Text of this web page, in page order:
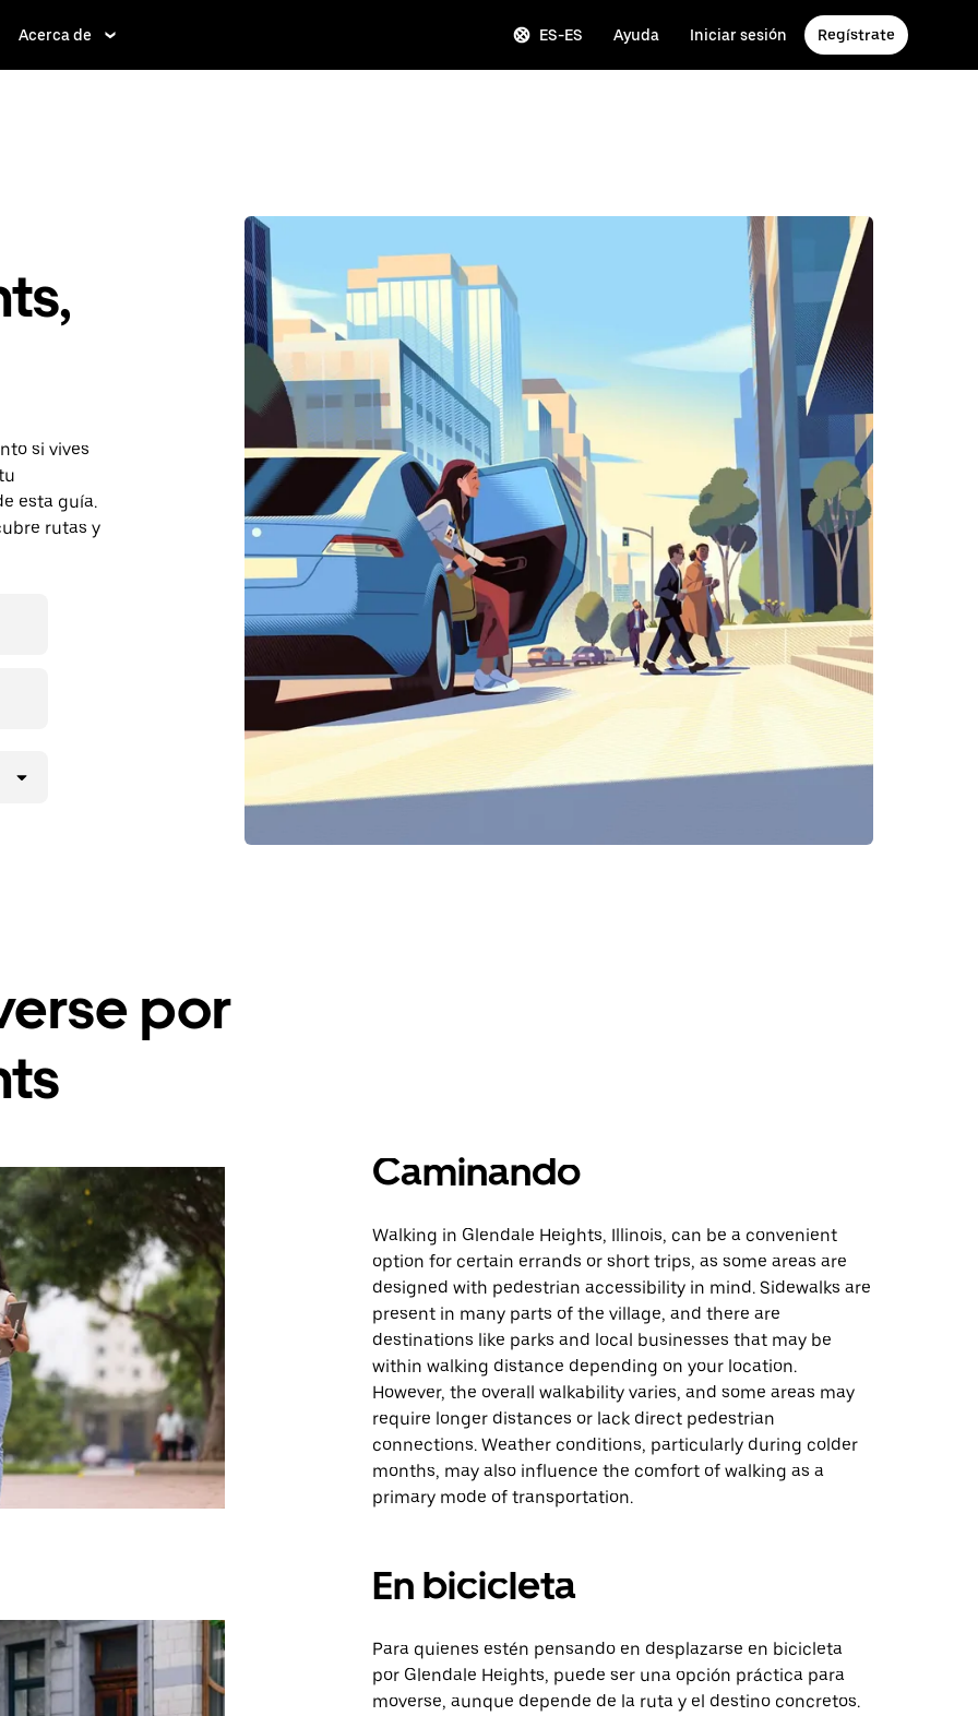
Acerca de ES-ES Ayuda Iniciar sesión Regístrate
si vives
esta guía.
rutas y
por
Caminando
Walking in Glendale Heights, Illinois, can be a convenient
option for certain errands or short trips, as some areas are
designed with pedestrian accessibility in mind. Sidewalks are
present in many parts of the village, and there are
destinations like parks and local businesses that may be
within walking distance depending on your location.
However, the overall walkability varies, and some areas may
require longer distances or lack direct pedestrian
connections. Weather conditions, particularly during colder
months, may also influence the comfort of walking as a
primary mode of transportation.
En bicicleta
Para quienes estén pensando en desplazarse en bicicleta
por Glendale Heights, puede ser una opción práctica para
moverse, aunque depende de la ruta y el destino concretos.